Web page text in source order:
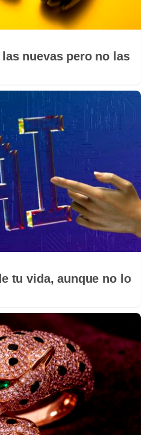
nuevas pero no las
tu vida, aunque no lo